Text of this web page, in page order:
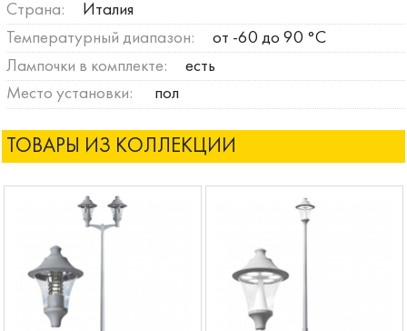
Страна:
Италия
Температурный диапазон:
от -60 до 90 °C
Лампочки в комплекте:
есть
Место установки:
пол
ТОВАРЫ ИЗ КОЛЛЕКЦИИ